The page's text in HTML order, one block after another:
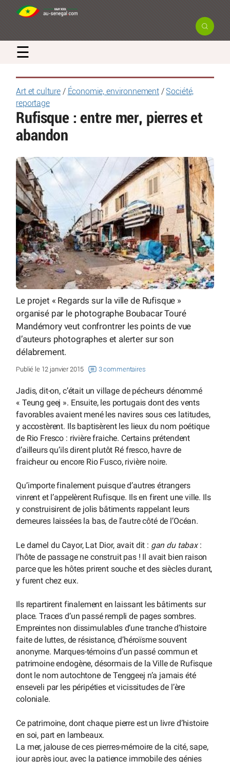
☰
Art et culture / Économie, environnement/ Société,
reportage
Rufisque : entre mer, pierres et
abandon
Le projet « Regards sur la ville de Rufisque »
organisé par le photographe Boubacar Touré
Mandémory veut confrontrer les points de vue
d’auteurs photographes et alerter sur son
délabrement.
Publié le 12 janvier 2015 3 commentaires
Jadis, dit-on, c’était un village de pécheurs dénommé
« Teung geej ». Ensuite, les portugais dont des vents
favorables avaient mené les navires sous ces latitudes,
y accostèrent. Ils baptisèrent les lieux du nom poétique
de Rio Fresco : rivière fraiche. Certains prétendent
d’ailleurs qu’ils dirent plutôt Ré fresco, havre de
fraicheur ou encore Rio Fusco, rivière noire.
Qu’importe finalement puisque d’autres étrangers
vinrent et l’appelèrent Rufisque. Ils en firent une ville. Ils
y construisirent de jolis bâtiments rappelant leurs
demeures laissées la bas, de l’autre côté de l’Océan.
Le damel du Cayor, Lat Dior, avait dit : gan du tabax:
l’hôte de passage ne construit pas ! Il avait bien raison
parce que les hôtes prirent souche et des siècles durant,
y furent chez eux.
Ils repartirent finalement en laissant les bâtiments sur
place. Traces d’un passé rempli de pages sombres.
Empreintes non dissimulables d’une tranche d’histoire
faite de luttes, de résistance, d’héroïsme souvent
anonyme. Marques-témoins d’un passé commun et
patrimoine endogène, désormais de la Ville de Rufisque
dont le nom autochtone de Tenggeej n’a jamais été
enseveli par les péripéties et vicissitudes de l’ère
coloniale.
Ce patrimoine, dont chaque pierre est un livre d’histoire
en soi, part en lambeaux.
La mer, jalouse de ces pierres-mémoire de la cité, sape,
jour après jour, avec la patience immobile des génies